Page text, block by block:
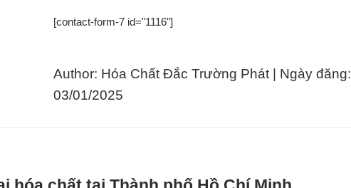
[contact-form-7 id="1116"]
Author: Hóa Chất Đắc Trường Phát | Ngày đăng:
03/01/2025